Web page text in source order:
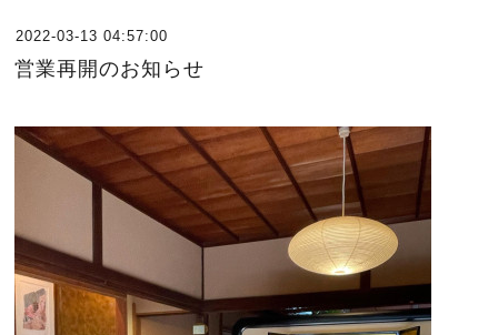
2022-03-13 04:57:00
営業再開のお知らせ